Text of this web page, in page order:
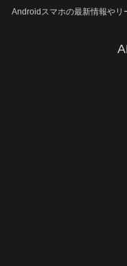
Androidスマホの最新情報やリ